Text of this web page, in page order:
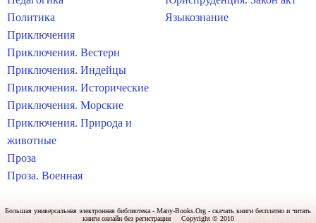
Политика
Приключения
Приключения. Вестерн
Приключения. Индейцы
Приключения. Исторические
Приключения. Морские
Приключения. Природа и
животные
Проза
Проза. Военная
Языкознание
Большая универсальная электронная библиотека - Many-Books.Org - скачать книги бесплатно и читать
книги онлайн без регистрации Copyright © 2010